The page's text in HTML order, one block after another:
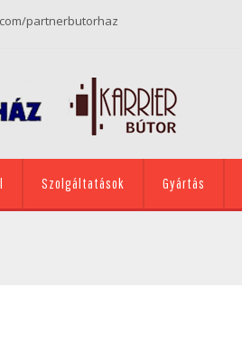
partnerbutorhaz
Szolgáltatások Gyártás